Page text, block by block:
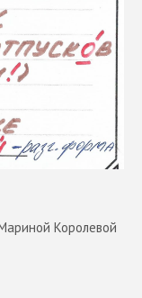
Королевой